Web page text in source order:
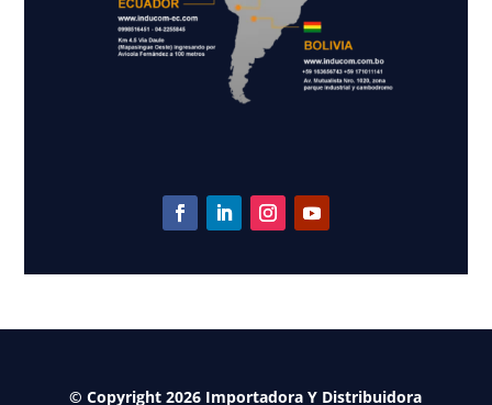
© Copyright 2026 Importadora Y Distribuidora